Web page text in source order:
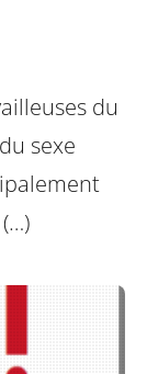
du
sexe